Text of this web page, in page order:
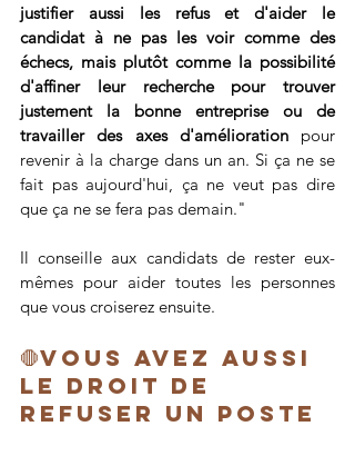
justifier aussi les refus et d'aider le
candidat à ne pas les voir comme des
échecs, mais plutôt comme la possibilité
d'affiner leur recherche pour trouver
justement la bonne entreprise ou de
travailler des axes d'amélioration pour
revenir à la charge dans un an. Si ça ne se
fait pas aujourd'hui, ça ne veut pas dire
que ça ne se fera pas demain."
Il conseille aux candidats de rester eux-
mêmes pour aider toutes les personnes
que vous croiserez ensuite.
🛑Vous avez aussi
le droit de
refuser un poste